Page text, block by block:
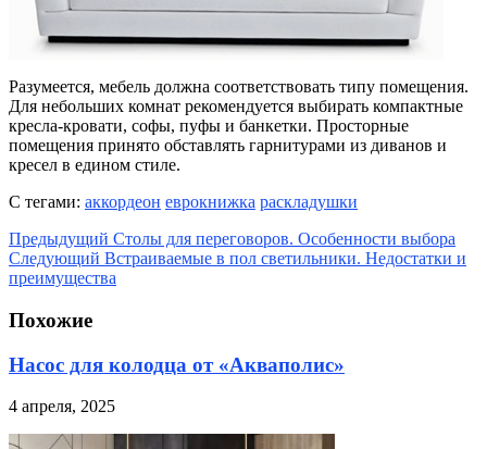
Разумеется, мебель должна соответствовать типу помещения.
Для небольших комнат рекомендуется выбирать компактные
кресла-кровати, софы, пуфы и банкетки. Просторные
помещения принято обставлять гарнитурами из диванов и
кресел в едином стиле.
С тегами: аккордеон еврокнижка раскладушки
Предыдущий Столы для переговоров. Особенности выбора
Следующий Встраиваемые в пол светильники. Недостатки и
преимущества
Похожие
Насос для колодца от «Акваполис»
4 апреля, 2025